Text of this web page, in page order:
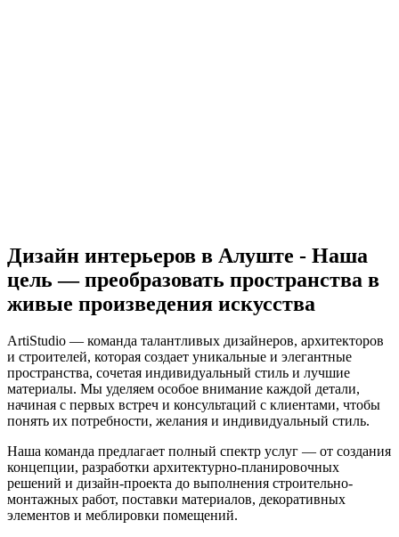
Дизайн интерьеров в Алуште - Наша
цель — преобразовать пространства в
живые произведения искусства
ArtiStudio — команда талантливых дизайнеров, архитекторов
и строителей, которая создает уникальные и элегантные
пространства, сочетая индивидуальный стиль и лучшие
материалы. Мы уделяем особое внимание каждой детали,
начиная с первых встреч и консультаций с клиентами, чтобы
понять их потребности, желания и индивидуальный стиль.
Наша команда предлагает полный спектр услуг — от создания
концепции, разработки архитектурно-планировочных
решений и дизайн-проекта до выполнения строительно-
монтажных работ, поставки материалов, декоративных
элементов и меблировки помещений.